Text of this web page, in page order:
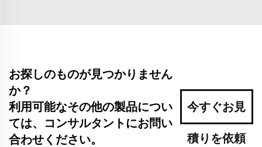
お探しのものが見つかりません
か？
利用可能なその他の製品につい
ては、コンサルタントにお問い
合わせください。
今すぐお見
積りを依頼